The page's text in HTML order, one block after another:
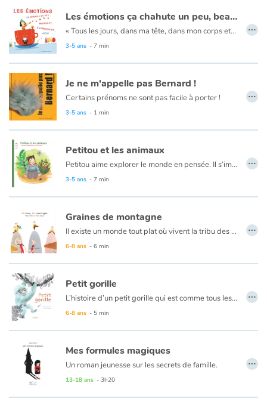
Les émotions ça chahute un peu, beaucoup, énormément...
« Tous les jours, dans ma tête, dans mon corps et dans mon cœur, c'est un tourbillon d'émotions. »
En route à l’assaut de ces sentiments impalpables et confus !
3-5 ans - 7 min
…
Je ne m'appelle pas Bernard !
Certains prénoms ne sont pas facile à porter !
3-5 ans - 1 min
…
Petitou et les animaux
Petitou aime explorer le monde en pensée. Il s’imagine dans la forêt, le désert ou encore l’océan, s’identifiant tour à tour à l’escargot, à la baleine, au chameau...
3-5 ans - 7 min
…
Graines de montagne
Il existe un monde tout plat où vivent la tribu des petits très petits et la tribu des grands très grands. Chacune d'elles ne manque pas d'ingéniosité pour montrer à l'autre qui est la plus forte.
6-8 ans - 6 min
…
Petit gorille
L’histoire d’un petit gorille qui est comme tous les petits gorilles ou presque, et cela lui cause quelques problèmes. L’histoire d’un petit garçon qui est comme tous les petits garçons sauf qu’il n’aime ni le foot, ni la bagarre. Ces deux là sont-ils faits pour se rencontrer ?
6-8 ans - 5 min
…
Mes formules magiques
Un roman jeunesse sur les secrets de famille.
Un jour, elle trouve un livre : L'Apprentie Sorcière, qui lui dévoile bien des secrets et lui enseigne plus d'un tour de magie. Petit à petit elle transforme son quotidien, fait disparaître ses peines, apprend à se protéger. Ces formules magiques l'aideront aussi à découvrir pourquoi son père n'est pas là...
13-18 ans - 3h20
…